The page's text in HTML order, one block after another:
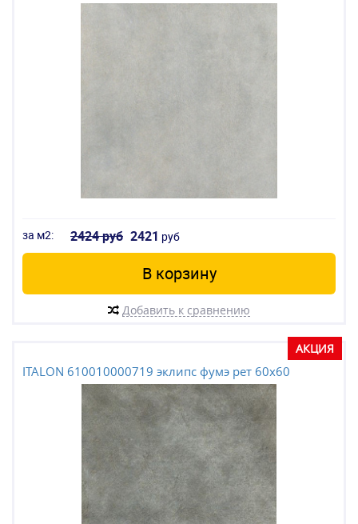
за м2: 2424 руб 2421 руб
В корзину
Добавить к сравнению
АКЦИЯ
ITALON 610010000719 эклипс фумэ рет 60x60